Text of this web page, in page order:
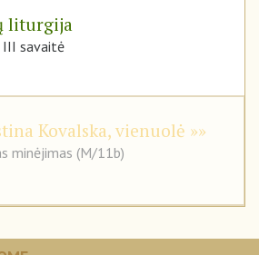
liturgija
III savaitė
Kovalska, vienuolė
minėjimas (M/11b)